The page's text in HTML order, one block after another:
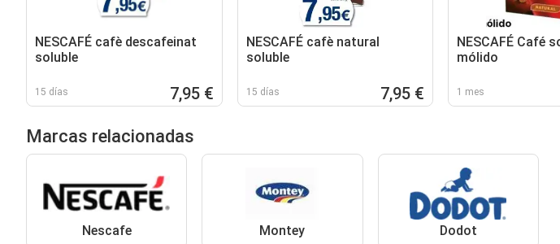
NESCAFÉ cafè descafeinat
soluble
15 días 7,95 €
NESCAFÉ cafè natural
soluble
15 días 7,95 €
NESCAFÉ Café
mólido
1 mes
Marcas relacionadas
Nescafe Montey Dodot